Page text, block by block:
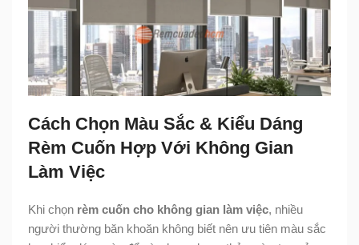
Cách Chọn Màu Sắc & Kiểu Dáng
Rèm Cuốn Hợp Với Không Gian
Làm Việc
Khi chọn rèm cuốn cho không gian làm việc, nhiều
người thường băn khoăn không biết nên ưu tiên màu sắc